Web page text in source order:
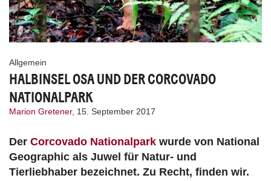
Allgemein
HALBINSEL OSA UND DER CORCOVADO
NATIONALPARK
Marion Gretener, 15. September 2017
Der Corcovado Nationalpark wurde von National
Geographic als Juwel für Natur- und
Tierliebhaber bezeichnet. Zu Recht, finden wir.